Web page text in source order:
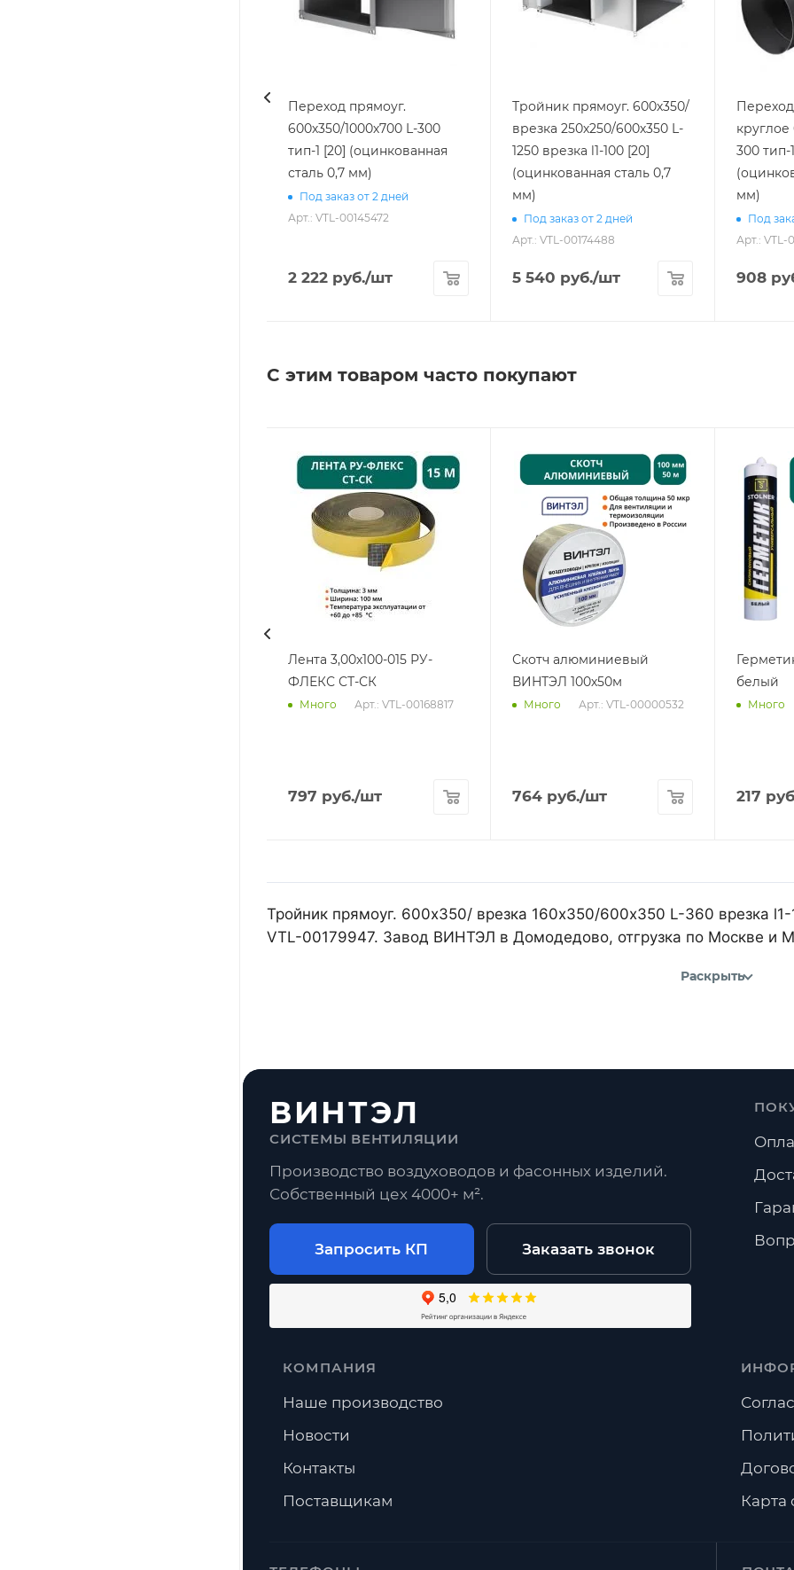
Переход прямоуг.
600х350/1000х700 L-300
тип-1 [20] (оцинкованная
сталь 0,7 мм)
Под заказ от 2 дней
Арт.: VTL-00145472
2 222 руб./шт
Тройник прямоуг. 600х350/
врезка 250х250/600х350 L-
1250 врезка l1-100 [20]
(оцинкованная сталь 0,7
мм)
Под заказ от 2 дней
Арт.: VTL-00174488
5 540 руб./шт
круглое
300 тип-
мм)
Под
Арт.: VTL-
908
С этим товаром часто покупают
Лента 3,00х100-015 РУ-
ФЛЕКС СТ-СК
Много Арт.: VTL-00168817
797 руб./шт
Скотч алюминиевый
ВИНТЭЛ 100х50м
Много Арт.: VTL-00000532
764 руб./шт
белый
Много
217
Тройник прямоуг. 600х350/ врезка 160х350/600х350 L-360 врезка
VTL-00179947. Завод ВИНТЭЛ в Домодедово, отгрузка по Москве и
Раскрыть
ВИНТЭЛ
СИСТЕМЫ ВЕНТИЛЯЦИИ
Производство воздуховодов и фасонных изделий.
Собственный цех 4000+ м².
Запросить КП Заказать звонок
КОМПАНИЯ
Наше производство
Новости
Контакты
Поставщикам
Карта